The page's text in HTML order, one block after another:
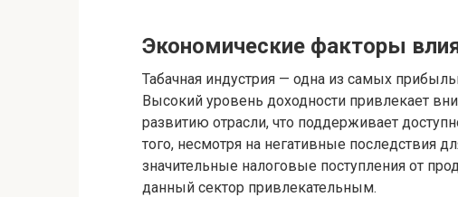
Экономические факторы
Табачная индустрия — одна из самых
Высокий уровень доходности привлекает
развитию отрасли, что поддерживает
того, несмотря на негативные последствия
значительные налоговые поступления от
данный сектор привлекательным.